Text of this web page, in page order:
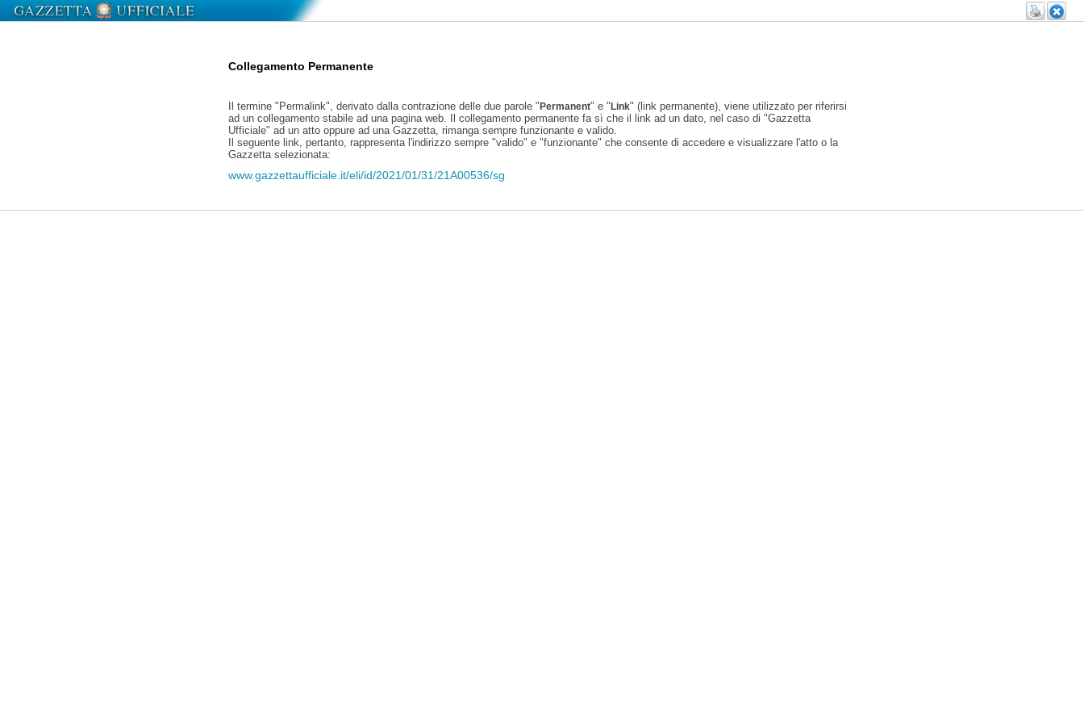
Collegamento Permanente
Il termine "Permalink", derivato dalla contrazione delle due parole "Permanent" e "Link" (link permanente), viene utilizzato per riferirsi
ad un collegamento stabile ad una pagina web. Il collegamento permanente fa sì che il link ad un dato, nel caso di "Gazzetta
Ufficiale" ad un atto oppure ad una Gazzetta, rimanga sempre funzionante e valido.
Il seguente link, pertanto, rappresenta l'indirizzo sempre "valido" e "funzionante" che consente di accedere e visualizzare l'atto o la
Gazzetta selezionata:
www.gazzettaufficiale.it/eli/id/2021/01/31/21A00536/sg